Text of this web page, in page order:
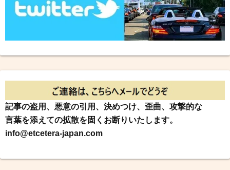
記事の盗用、悪意の引用、決めつけ、歪曲、攻撃的な
言葉を添えての拡散を固くお断りいたします。
info@etcetera-japan.com